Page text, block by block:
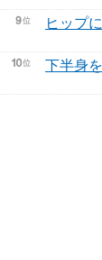
ヒップ
下半身